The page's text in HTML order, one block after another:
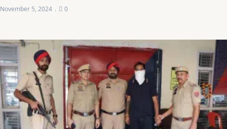
November 5, 2024 0